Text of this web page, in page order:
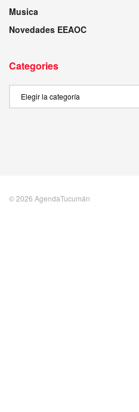
Musica
Novedades EEAOC
Categories
© 2026 AgendaTucumán